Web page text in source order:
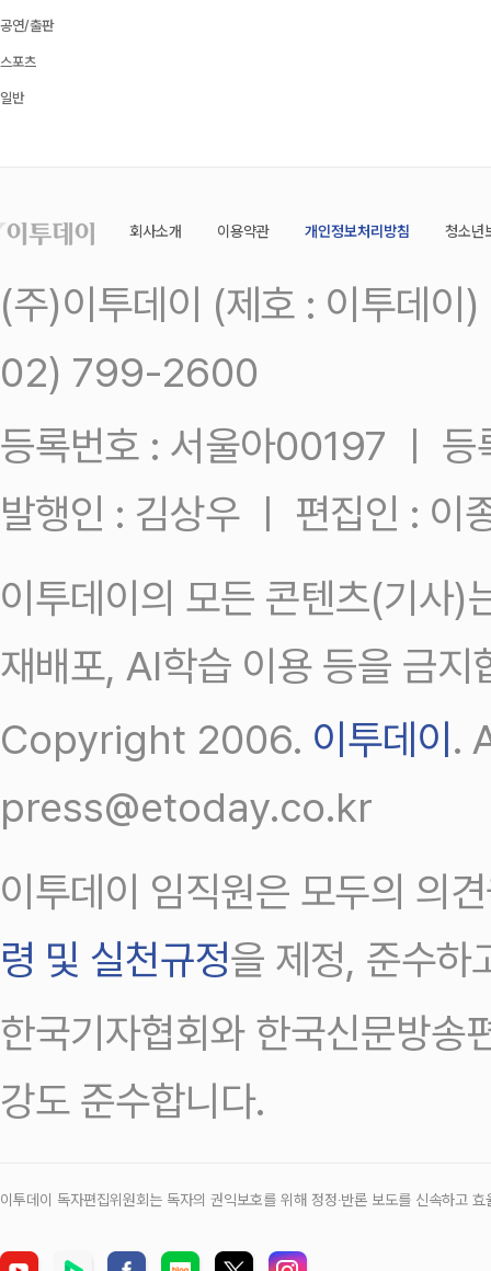
공연/출판
스포츠
일반
회사소개 이용약관 개인정보처리방침 청소년
(주)이투데이 (제호 : 이투데
02) 799-2600
등록번호 : 서울아00197 ㅣ
발행인 : 김상우 ㅣ 편집인 : 이
이투데이의 모든 콘텐츠(기사)
재배포, AI학습 이용 등을 금지
Copyright 2006. 이투데이.
press@etoday.co.kr
이투데이 임직원은 모두의 의
령 및 실천규정을 제정, 준수하
한국기자협회와 한국신문방송
강도 준수합니다.
이투데이 독자편집위원회는 독자의 권익보호를 위해 정정‧반론 보도를 신속하고